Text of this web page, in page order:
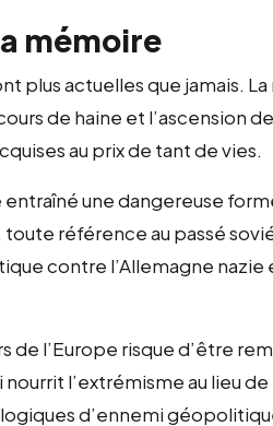
mémoire
plus actuelles que jamais.
de haine et l’ascension
au prix de tant de vies.
entraîné une dangereuse
référence au passé
contre l’Allemagne
de l’Europe risque d’être
l’extrémisme au lieu
d’ennemi